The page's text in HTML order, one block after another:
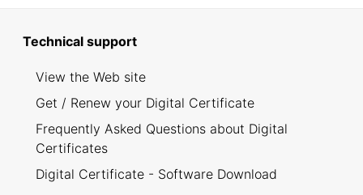
Technical support
View the Web site
Get / Renew your Digital Certificate
Frequently Asked Questions about Digital
Certificates
Digital Certificate - Software Download